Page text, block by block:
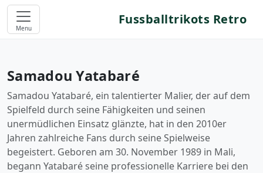
Menu
Fussballtrikots Retro
Samadou Yatabaré
Samadou Yatabaré, ein talentierter Malier, der auf dem
Spielfeld durch seine Fähigkeiten und seinen
unermüdlichen Einsatz glänzte, hat in den 2010er
Jahren zahlreiche Fans durch seine Spielweise
begeistert. Geboren am 30. November 1989 in Mali,
begann Yatabaré seine professionelle Karriere bei den